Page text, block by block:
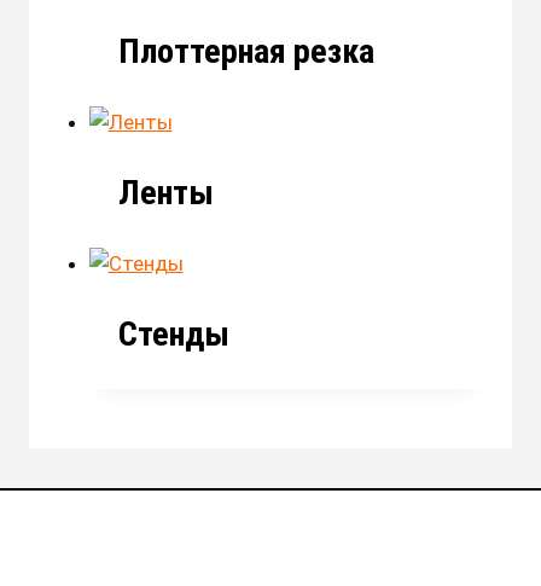
Плоттерная резка
Ленты
Стенды